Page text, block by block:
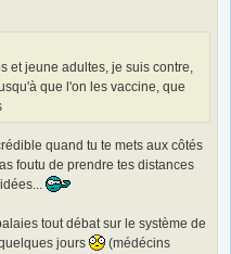
et jeune adultes, je suis contre,
que l'on les vaccine, que
quand tu te mets aux côtés
foutu de prendre tes distances
tout débat sur le système de
jours
(médécins